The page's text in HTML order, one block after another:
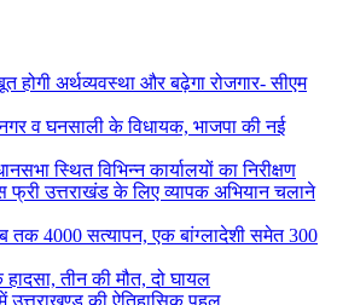
होगी अर्थव्यवस्था और बढ़ेगा रोजगार- सीएम
व घनसाली के विधायक, भाजपा की नई
स्थित विभिन्न कार्यालयों का निरीक्षण
फ्री उत्तराखंड के लिए व्यापक अभियान चलाने
4000 सत्यापन, एक बांग्लादेशी समेत 300
हादसा, तीन की मौत, दो घायल
उत्तराखण्ड की ऐतिहासिक पहल